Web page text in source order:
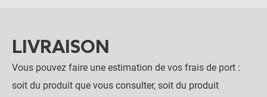
LIVRAISON
Vous pouvez faire une estimation de vos frais de port :
soit du produit que vous consulter, soit du produit